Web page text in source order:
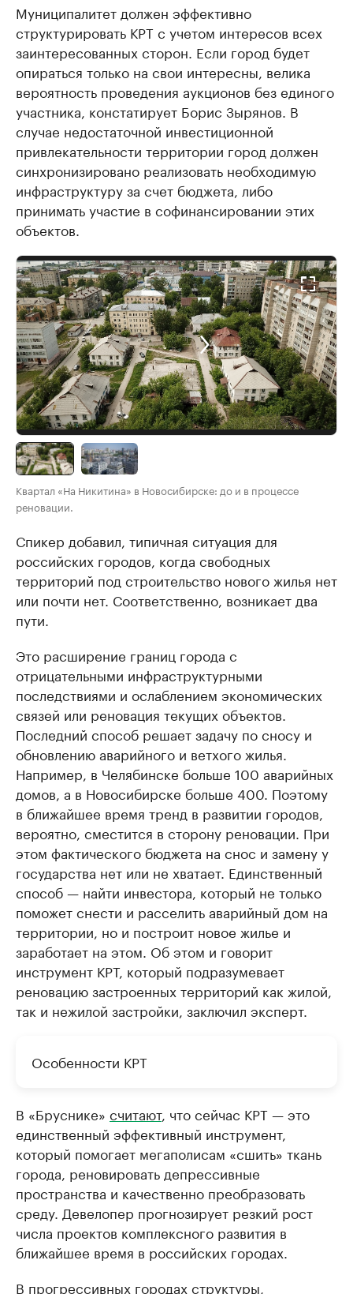
Муниципалитет должен эффективно
структурировать КРТ с учетом интересов всех
заинтересованных сторон. Если город будет
опираться только на свои интересны, велика
вероятность проведения аукционов без единого
участника, констатирует Борис Зырянов. В
случае недостаточной инвестиционной
привлекательности территории город должен
синхронизировано реализовать необходимую
инфраструктуру за счет бюджета, либо
принимать участие в софинансировании этих
объектов.
Квартал «На Никитина» в Новосибирске: до и в процессе
реновации.
Спикер добавил, типичная ситуация для
российских городов, когда свободных
территорий под строительство нового жилья нет
или почти нет. Соответственно, возникает два
пути.
Это расширение границ города с
отрицательными инфраструктурными
последствиями и ослаблением экономических
связей или реновация текущих объектов.
Последний способ решает задачу по сносу и
обновлению аварийного и ветхого жилья.
Например, в Челябинске больше 100 аварийных
домов, а в Новосибирске больше 400. Поэтому
в ближайшее время тренд в развитии городов,
вероятно, сместится в сторону реновации. При
этом фактического бюджета на снос и замену у
государства нет или не хватает. Единственный
способ — найти инвестора, который не только
поможет снести и расселить аварийный дом на
территории, но и построит новое жилье и
заработает на этом. Об этом и говорит
инструмент КРТ, который подразумевает
реновацию застроенных территорий как жилой,
так и нежилой застройки, заключил эксперт.
Особенности КРТ
В «Бруснике» считают, что сейчас КРТ — это
единственный эффективный инструмент,
который помогает мегаполисам «сшить» ткань
города, реновировать депрессивные
пространства и качественно преобразовать
среду. Девелопер прогнозирует резкий рост
числа проектов комплексного развития в
ближайшее время в российских городах.
В прогрессивных городах структуры,